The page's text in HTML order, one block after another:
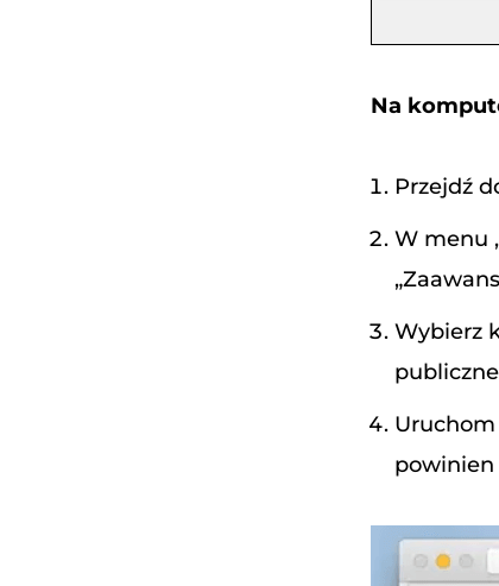
Na
Przejdź
W menu
Wybierz
powinien